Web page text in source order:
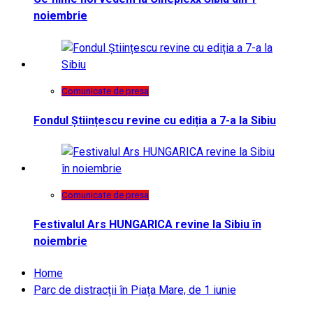
noiembrie
Comunicate de presa
Fondul Științescu revine cu ediția a 7-a la Sibiu
Comunicate de presa
Festivalul Ars HUNGARICA revine la Sibiu în
noiembrie
Home
Parc de distracții în Piața Mare, de 1 iunie